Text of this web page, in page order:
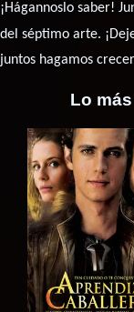
¡Hágannoslo saber!
del séptimo arte.
juntos hagamos
Lo